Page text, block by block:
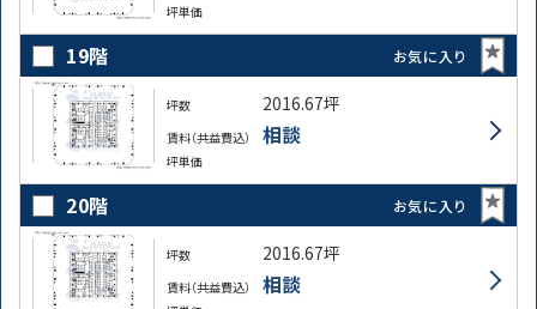
坪単価
19階 お気に入り
坪数 2016.67坪
賃料（共益費込） 相談
坪単価
20階 お気に入り
坪数 2016.67坪
賃料（共益費込） 相談